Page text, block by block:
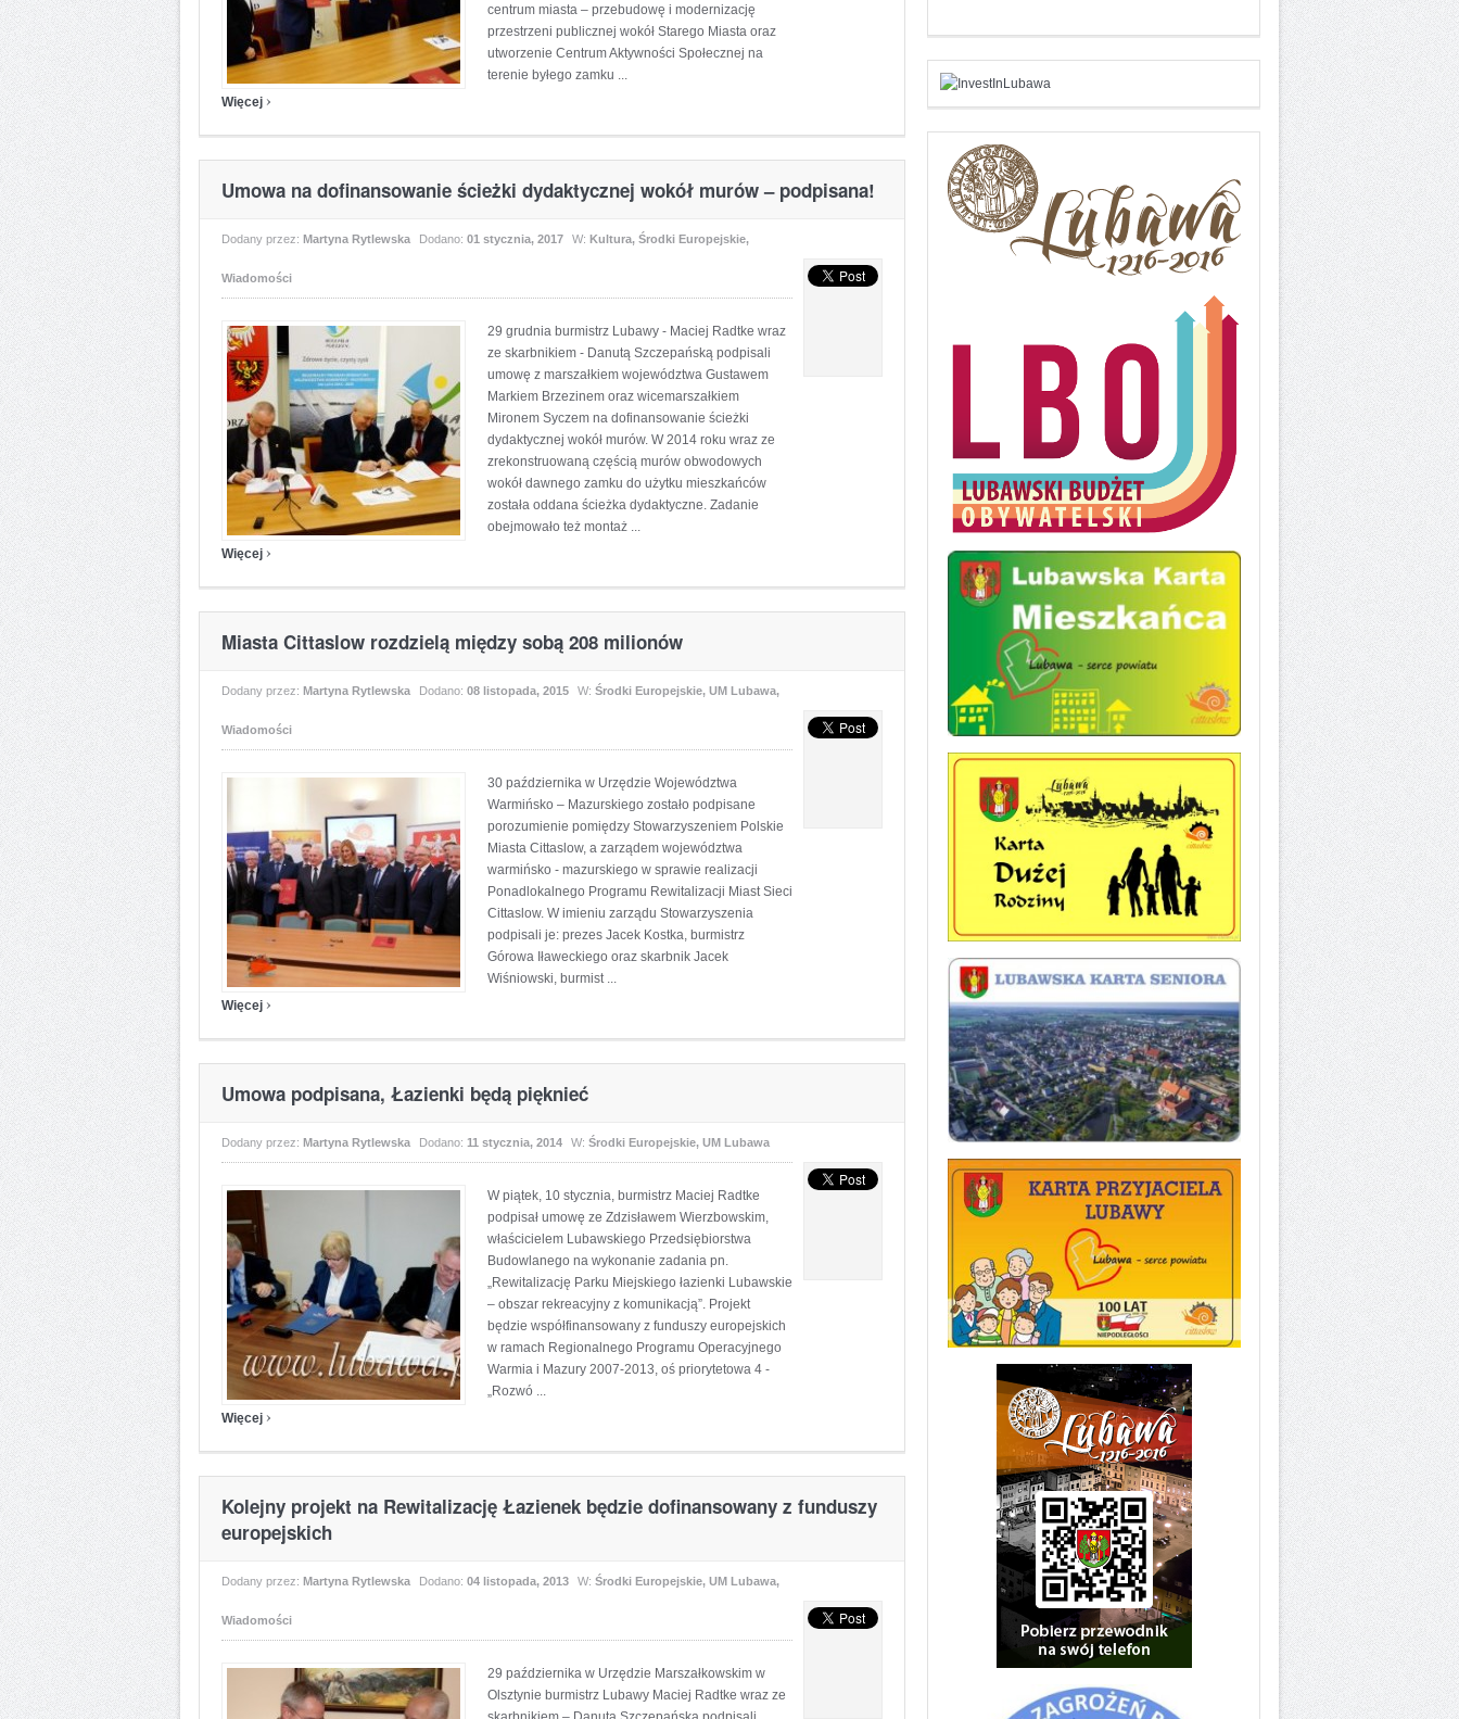
centrum miasta – przebudowę i modernizację
przestrzeni publicznej wokół Starego Miasta oraz
utworzenie Centrum Aktywności Społecznej na
terenie byłego zamku ...
Więcej ›
Umowa na dofinansowanie ścieżki dydaktycznej wokół murów – podpisana!
Dodany przez: Martyna Rytlewska Dodano: 01 stycznia, 2017 W: Kultura, Środki Europejskie,
Wiadomości
29 grudnia burmistrz Lubawy - Maciej Radtke wraz
ze skarbnikiem - Danutą Szczepańską podpisali
umowę z marszałkiem województwa Gustawem
Markiem Brzezinem oraz wicemarszałkiem
Mironem Syczem na dofinansowanie ścieżki
dydaktycznej wokół murów. W 2014 roku wraz ze
zrekonstruowaną częścią murów obwodowych
wokół dawnego zamku do użytku mieszkańców
została oddana ścieżka dydaktyczne. Zadanie
obejmowało też montaż ...
Więcej ›
Miasta Cittaslow rozdzielą między sobą 208 milionów
Dodany przez: Martyna Rytlewska Dodano: 08 listopada, 2015 W: Środki Europejskie, UM Lubawa,
Wiadomości
30 października w Urzędzie Województwa
Warmińsko – Mazurskiego zostało podpisane
porozumienie pomiędzy Stowarzyszeniem Polskie
Miasta Cittaslow, a zarządem województwa
warmińsko - mazurskiego w sprawie realizacji
Ponadlokalnego Programu Rewitalizacji Miast Sieci
Cittaslow. W imieniu zarządu Stowarzyszenia
podpisali je: prezes Jacek Kostka, burmistrz
Górowa Iławeckiego oraz skarbnik Jacek
Wiśniowski, burmist ...
Więcej ›
Umowa podpisana, Łazienki będą pięknieć
Dodany przez: Martyna Rytlewska Dodano: 11 stycznia, 2014 W: Środki Europejskie, UM Lubawa
W piątek, 10 stycznia, burmistrz Maciej Radtke
podpisał umowę ze Zdzisławem Wierzbowskim,
właścicielem Lubawskiego Przedsiębiorstwa
Budowlanego na wykonanie zadania pn.
„Rewitalizację Parku Miejskiego łazienki Lubawskie
– obszar rekreacyjny z komunikacją”. Projekt
będzie współfinansowany z funduszy europejskich
w ramach Regionalnego Programu Operacyjnego
Warmia i Mazury 2007-2013, oś priorytetowa 4 -
„Rozwó ...
Więcej ›
Kolejny projekt na Rewitalizację Łazienek będzie dofinansowany z funduszy
europejskich
Dodany przez: Martyna Rytlewska Dodano: 04 listopada, 2013 W: Środki Europejskie, UM Lubawa,
Wiadomości
29 października w Urzędzie Marszałkowskim w
Olsztynie burmistrz Lubawy Maciej Radtke wraz ze